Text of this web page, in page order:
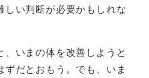
しい判断が必要かもしれな
いまの体を改善しようと
だとおもう。でも、いま